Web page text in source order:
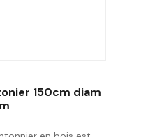
150cm diam